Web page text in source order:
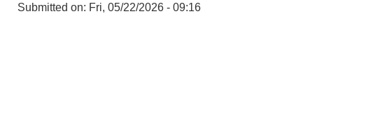
Submitted on: Fri, 05/22/2026 - 09:16